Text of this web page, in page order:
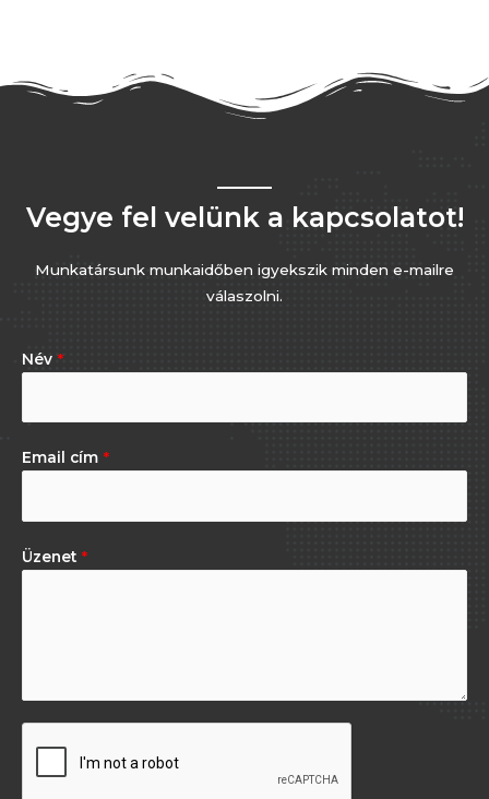
Vegye fel velünk a kapcsolatot!
Munkatársunk munkaidőben igyekszik minden e-mailre
válaszolni.
Név *
Email cím *
Üzenet *